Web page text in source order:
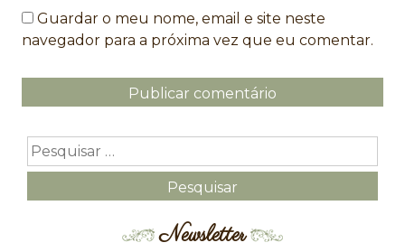
Guardar o meu nome, email e site neste
navegador para a próxima vez que eu comentar.
Newsletter